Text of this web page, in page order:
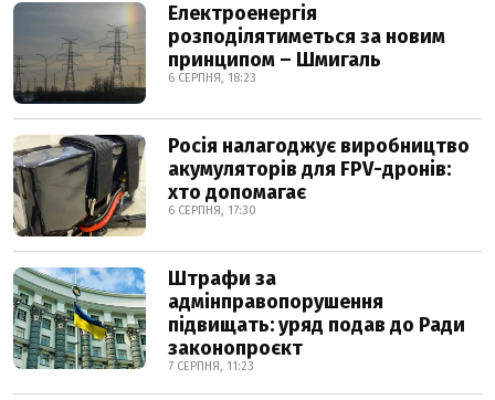
Електроенергія
розподілятиметься за новим
принципом – Шмигаль
6 СЕРПНЯ, 18:23
Росія налагоджує виробництво
акумуляторів для FPV-дронів:
хто допомагає
6 СЕРПНЯ, 17:30
Штрафи за
адмінправопорушення
підвищать: уряд подав до Ради
законопроєкт
7 СЕРПНЯ, 11:23